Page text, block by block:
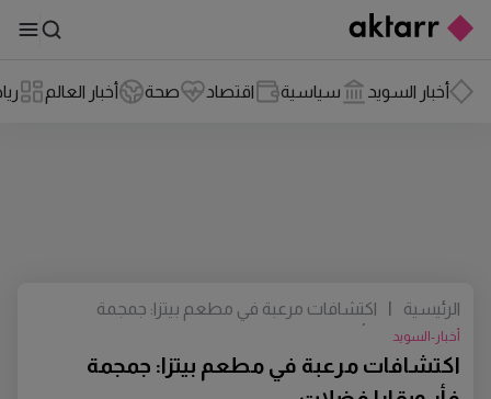
أخبار السويد سياسية اقتصاد صحة أخبار العالم
اكتشافات مرعبة في مطعم بيتزا: جمجمة
أخبار-السويد
الرئيسية
اكتشافات مرعبة في مطعم بيتزا: جمجمة